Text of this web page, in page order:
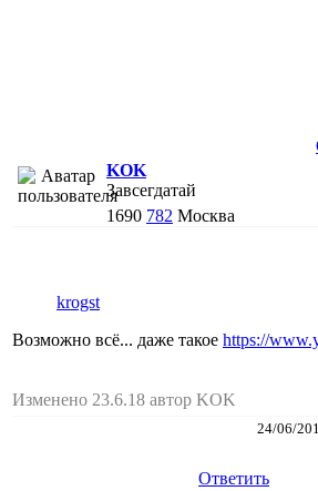
KOK
Завсегдатай
1690 782 Москва
krogst
Возможно всё... даже такое https://
Изменено 23.6.18 автор KOK
24/06/
Ответить